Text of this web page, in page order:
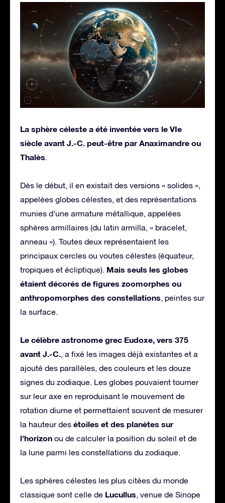
La sphère céleste a été inventée vers le VIe
siècle avant J.-C. peut-être par Anaximandre ou
Thalès.
Dès le début, il en existait des versions « solides »,
appelées globes célestes, et des représentations
munies d’une armature métallique, appelées
sphères armillaires (du latin armilla, « bracelet,
anneau »). Toutes deux représentaient les
principaux cercles ou voutes célestes (équateur,
tropiques et écliptique). Mais seuls les globes
étaient décorés de figures zoomorphes ou
anthropomorphes des constellations, peintes sur
la surface.
Le célèbre astronome grec Eudoxe, vers 375
avant J.-C., a fixé les images déjà existantes et a
ajouté des parallèles, des couleurs et les douze
signes du zodiaque. Les globes pouvaient tourner
sur leur axe en reproduisant le mouvement de
rotation diurne et permettaient souvent de mesurer
la hauteur des étoiles et des planètes sur
l’horizon ou de calculer la position du soleil et de
la lune parmi les constellations du zodiaque.
Les sphères célestes les plus citées du monde
classique sont celle de Lucullus, venue de Sinope